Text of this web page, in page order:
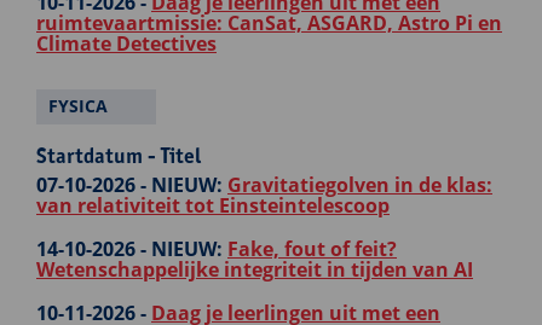
ruimtevaartmissie: CanSat, ASGARD, Astro Pi en
Climate Detectives
FYSICA
Startdatum - Titel
07-10-2026 - NIEUW: Gravitatiegolven in de klas:
van relativiteit tot Einsteintelescoop
14-10-2026 - NIEUW: Fake, fout of feit?
Wetenschappelijke integriteit in tijden van AI
10-11-2026 - Daag je leerlingen uit met een